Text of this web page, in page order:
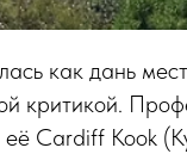
как дань
критикой.
Cardiff Kook